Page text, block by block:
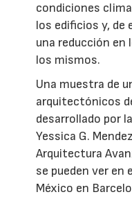
condiciones
los edificios y, de
una reducción
los mismos.
Una muestra de
arquitectónicos
desarrollado por
Yessica G.
Arquitectura
se pueden ver en
México en